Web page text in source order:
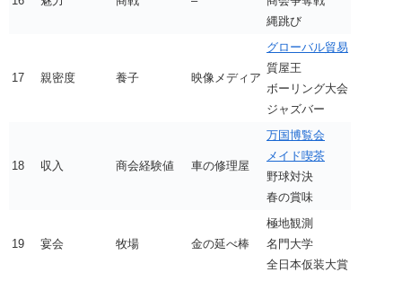
縄跳び
17 親密度 養子 映像メディア
グローバル貿易
質屋王
ボーリング大会
ジャズバー
18 収入 商会経験値 車の修理屋
万国博覧会
メイド喫茶
野球対決
春の賞味
19 宴会 牧場 金の延べ棒
極地観測
名門大学
全日本仮装大賞